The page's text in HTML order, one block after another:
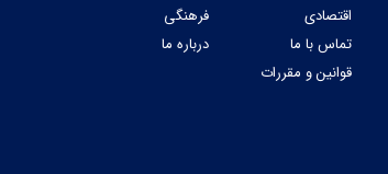
اقتصادی
فرهنگی
تماس با ما
درباره ما
قوانین و مقررات